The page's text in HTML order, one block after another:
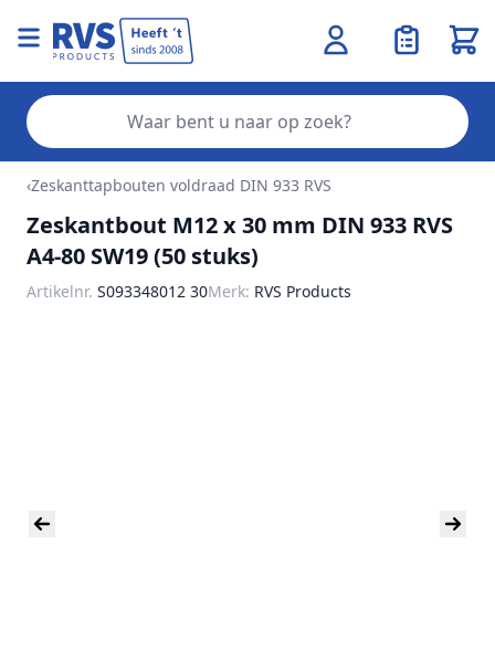
Ga naar de inhoud
‹Zeskanttapbouten voldraad DIN 933 RVS
Zeskantbout M12 x 30 mm DIN 933 RVS
A4-80 SW19 (50 stuks)
Artikelnr. S093348012 30Merk: RVS Products